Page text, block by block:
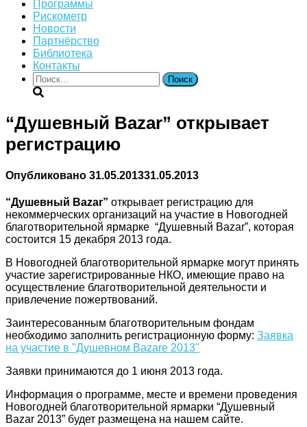
Программы
Рискометр
Новости
Партнёрство
Библиотека
Контакты
Найти:
“Душевный Bazar” открывает
регистрацию
Опубликовано 31.05.201331.05.2013
“Душевный Bazar” открывает регистрацию для
некоммерческих организаций на участие в Новогодней
благотворительной ярмарке “Душевный Bazar”, которая
состоится 15 декабря 2013 года.
В Новогодней благотворительной ярмарке могут принять
участие зарегистрированные НКО, имеющие право на
осуществление благотворительной деятельности и
привлечение пожертвований.
Заинтересованным благотворительным фондам
необходимо заполнить регистрационную форму: Заявка
на участие в "Душевном Bazare 2013"
Заявки принимаются до 1 июня 2013 года.
Информация о программе, месте и времени проведения
Новогодней благотворительной ярмарки “Душевный
Bazar 2013” будет размещена на нашем сайте.